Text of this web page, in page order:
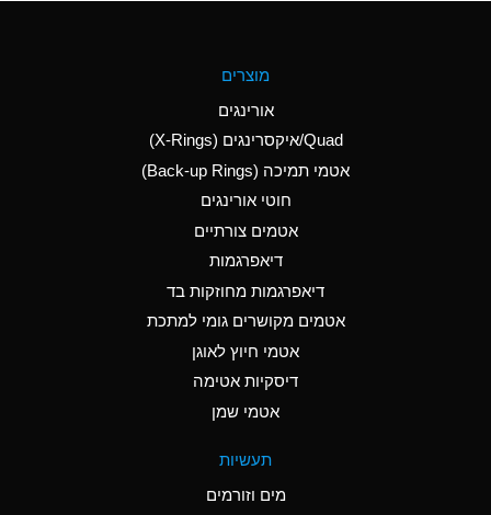
Aluminum Nitrate
(Aqueous)
Aluminum Phosphate
Ammonia Anhydrous
A
Ammonia Gas (cold)
A
Ammonia Gas (hot)
מוצרים
אורינגים
Quad/איקסרינגים (X-Rings)
אטמי תמיכה (Back-up Rings)
חוטי אורינגים
אטמים צורתיים
דיאפרגמות
דיאפרגמות מחוזקות בד
אטמים מקושרים גומי למתכת
אטמי חיוץ לאוגן
דיסקיות אטימה
אטמי שמן
תעשיות
מים וזורמים